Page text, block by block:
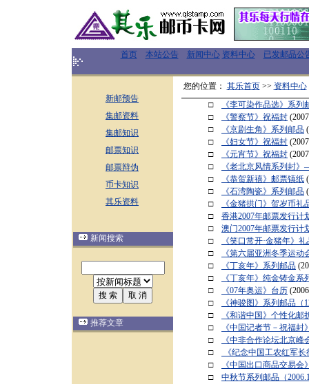
首页 本站公告 新闻中心 资料中心 已发邮品公
新邮预告
集邮资料
集邮知识
邮票知识
邮票辩伪
币卡知识
其乐资料
新闻搜索
推荐文章
您的位置： 其乐首页>> 资料中心
□
《李可染作品选》系列
□
《警察节》祝福封
□
《京剧生角》系列邮品
□
《妇女节》祝福封
□
《元宵节》祝福封
□
《老北京风情系列封
□
《恭贺新禧》邮票镇纸
□
《石湾陶瓷》系列邮品
□
《金猪拱门》贺岁币礼
□ 香港2007年邮票发行计
□ 澳门2007年邮票发行计
□
《笑口常开·金猪年》
□
《第六届亚洲冬季运动
□
《丁亥年》系列邮品
□
《丁亥年》纯金铸金系
□
《07年奥运》台历
□
《神骏图》系列邮品（
□
《和谐中国》个性化邮
□
《中国记者节－祝福封
□
《中非合作论坛北京峰
□
《纪念中国工农红军
□
《中国出口商品交易会
□ 中秋节系列邮品（